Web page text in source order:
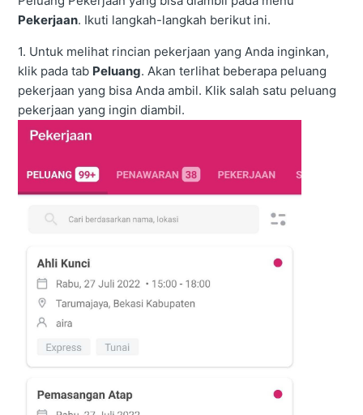
Pekerjaan. Ikuti langkah-langkah berikut ini.
1. Untuk melihat rincian pekerjaan yang Anda inginkan,
klik pada tab Peluang. Akan terlihat beberapa peluang
pekerjaan yang bisa Anda ambil. Klik salah satu peluang
pekerjaan yang ingin diambil.